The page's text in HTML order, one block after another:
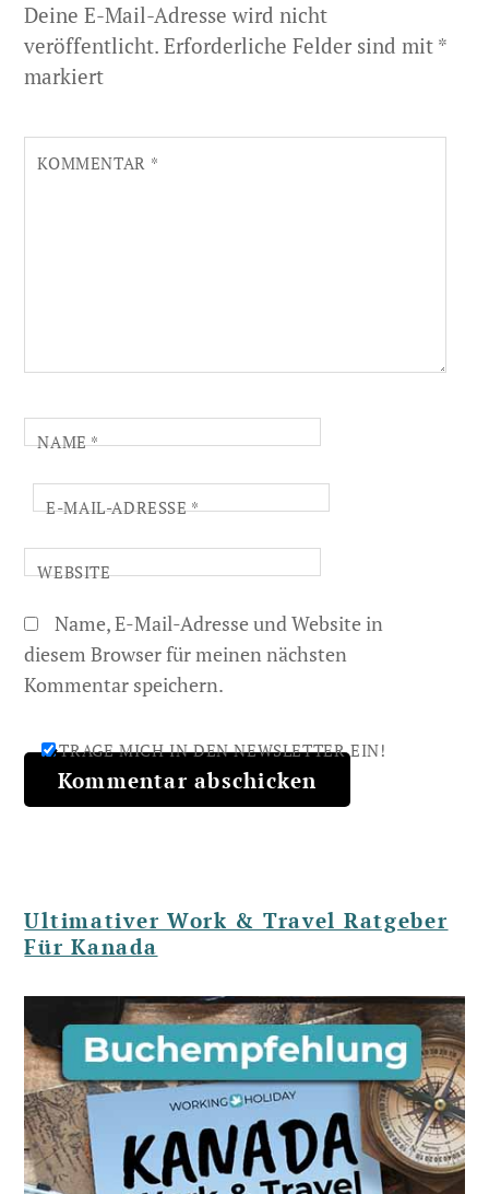
Deine E-Mail-Adresse wird nicht
veröffentlicht. Erforderliche Felder sind mit *
markiert
KOMMENTAR *
NAME*
E-MAIL-ADRESSE*
WEBSITE
Name, E-Mail-Adresse und Website in
diesem Browser für meinen nächsten
Kommentar speichern.
TRAGE MICH IN DEN NEWSLETTER EIN!
Ultimativer Work & Travel Ratgeber
Für Kanada